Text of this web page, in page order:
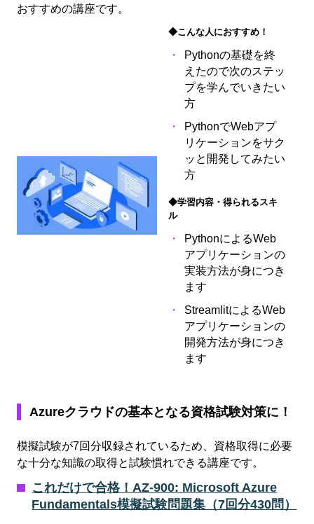
おすすめの講座です。
◆こんな人におすすめ！
Pythonの基礎を終
えたので次のステッ
プを学んでいきたい
方
PythonでWebアプ
リケーションをサク
ッと開発してみたい
方
◆学習内容・得られるスキ
ル
PythonによるWeb
アプリケーションの
実装方法が身につき
ます
StreamlitによるWeb
アプリケーションの
開発方法が身につき
ます
Azureクラウドの基本となる資格試験対策に！
模擬試験が7回分収録されているため、資格取得に必要
な十分な知識の取得と試験慣れできる講座です。
これだけで合格！AZ-900: Microsoft Azure
Fundamentals模擬試験問題集（7回分430問）